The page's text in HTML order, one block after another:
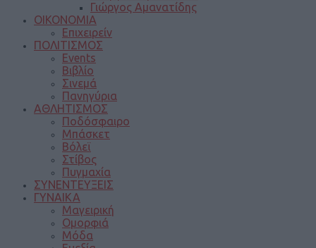
Γιώργος Αμανατίδης
ΟΙΚΟΝΟΜΙΑ
Επιχειρείν
ΠΟΛΙΤΙΣΜΟΣ
Events
Βιβλίο
Σινεμά
Πανηγύρια
ΑΘΛΗΤΙΣΜΟΣ
Ποδόσφαιρο
Μπάσκετ
Βόλεϊ
Στίβος
Πυγμαχία
ΣΥΝΕΝΤΕΥΞΕΙΣ
ΓΥΝΑΙΚΑ
Μαγειρική
Ομορφιά
Μόδα